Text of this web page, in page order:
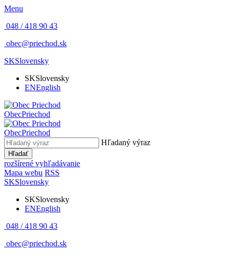
Menu
048 / 418 90 43
obec@priechod.sk
SKSlovensky
SKSlovensky
ENEnglish
ObecPriechod
ObecPriechod
Hľadaný výraz
Hľadať
rozšírené vyhľadávanie
Mapa webu RSS
SKSlovensky
SKSlovensky
ENEnglish
048 / 418 90 43
obec@priechod.sk